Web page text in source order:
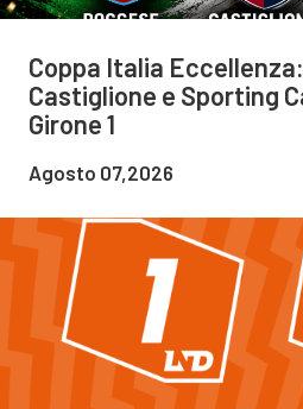
Coppa Italia
Castiglione e Sporting
Girone 1
Agosto 07,2026